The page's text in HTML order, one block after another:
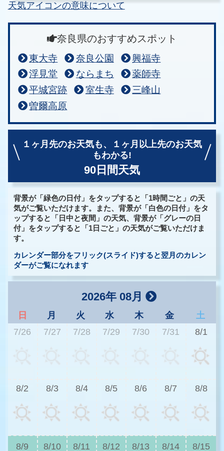
天気アイコンの意味について
奈良県のおすすめスポット
東大寺 奈良公園
興福寺
浮見堂
ならまち
薬師寺
平城宮跡
室生寺
三峰山
曽爾高原
１ヶ月先のお天気も、
１ヶ月以上先のお天気
もわかる!
90日間天気
背景が「緑色の日付」をタップすると「1時間ごと」の天
気がご覧いただけます。また、背景が「白色の日付」をタ
ップすると「日中と夜間」の天気、背景が「グレーの日
付」をタップすると「1日ごと」の天気がご覧いただけま
す。
カレンダー部分をフリック(スライド)すると翌月のカレン
ダーがご覧になれます
2026年 08月
日 月 火 水 木 金
土
7/26
7/27 7/28 7/29 7/30 7/31 8/1
8/2 8/3 8/4 8/5 8/6 8/7 8/8
8/9 8/10 8/11 8/12 8/13 8/14 8/15